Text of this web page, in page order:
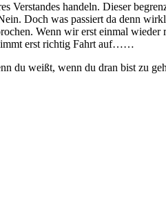
Verstandes handeln. Dieser
Doch was passiert da denn
Wenn wir erst einmal
erst richtig Fahrt auf……
weißt, wenn du dran bist zu